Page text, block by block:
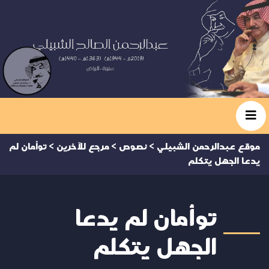
موقع عبدالرحمن الشبيلي > نصوص > مرجع للآخرين > توأمان لم
يدعا الجهل يتكلم
توأمان لم يدعا
الجهل يتكلم